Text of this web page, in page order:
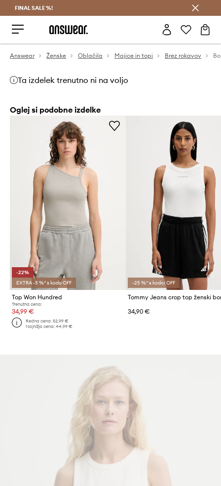
FINAL SALE %!
Answear Ženske Oblačila Majice in topi Brez rokavov
Ta izdelek trenutno ni na voljo
Oglej si podobne izdelke
-22%
EXTRA -5 %* s kodo OFF
Top Won Hundred
Trenutna cena:
34,99 €
Redna cena:52,99 €
Najnižja cena:44,99 €
-25 %* s kodo: OFF
34,90 €